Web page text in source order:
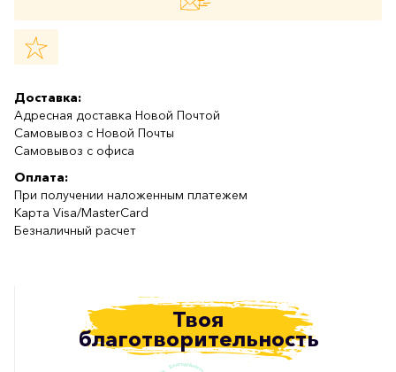
Доставка:
Адресная доставка Новой Почтой
Самовывоз с Новой Почты
Самовывоз с офиса
Оплата:
При получении наложенным платежем
Карта Visa/MasterCard
Безналичный расчет
Твоя
благотворительность